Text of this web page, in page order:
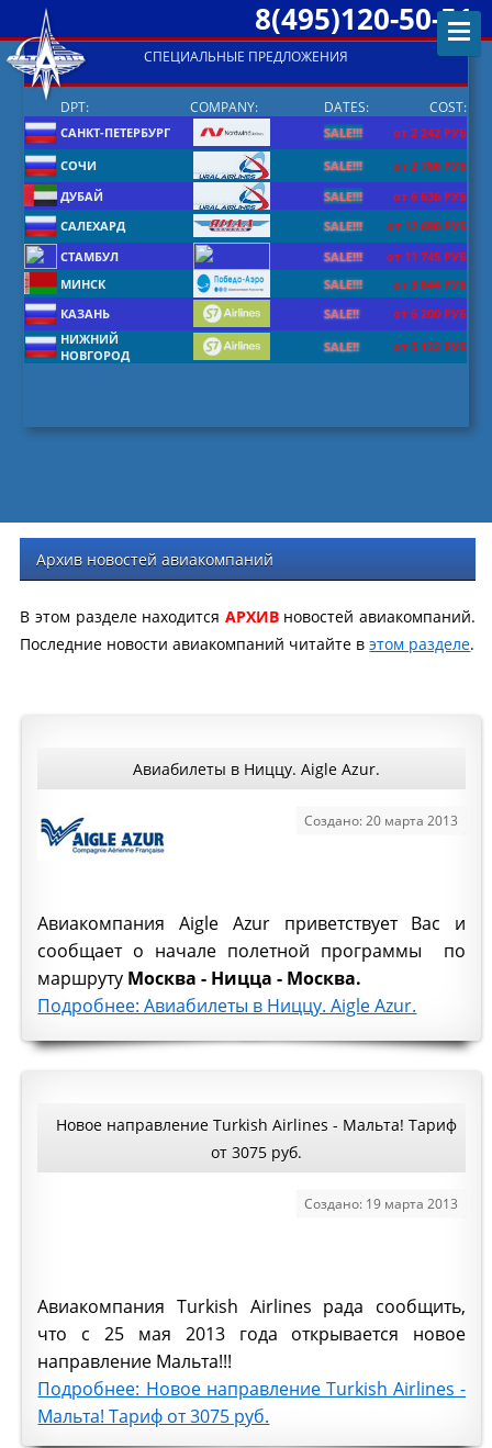
8(495)120-50-51
СПЕЦИАЛЬНЫЕ ПРЕДЛОЖЕНИЯ
DPT: COMPANY: DATES: COST:
САНКТ-ПЕТЕРБУРГ SALE!!!
от 2 242 РУБ
СОЧИ
SALE!!!
от 2 786 РУБ
ДУБАЙ
SALE!!!
от 6 636 РУБ
САЛЕХАРД
SALE!!!
от 12 690 РУБ
СТАМБУЛ
SALE!!!
от 11 745 РУБ
МИНСК
SALE!!!
от 3 644 РУБ
КАЗАНЬ
SALE!!
от 6 200 РУБ
НИЖНИЙ
НОВГОРОД
SALE!! от 5 122 РУБ
Архив новостей авиакомпаний
В этом разделе находится АРХИВновостей авиакомпаний.
Последние новости авиакомпаний читайте вэтом разделе.
Авиабилеты в Ниццу. Aigle Azur.
Создано: 20 марта 2013
Авиакомпания Aigle Azur приветствует Вас и
сообщает о начале полетной программы по
маршруту Москва - Ницца - Москва.
Подробнее: Авиабилеты в Ниццу. Aigle Azur.
Новое направление Turkish Airlines - Мальта! Тариф
от 3075 руб.
Создано: 19 марта 2013
Авиакомпания Turkish Airlines рада сообщить,
что с 25 мая 2013 года открывается новое
направление Мальта!!!
Подробнее: Новое направление Turkish Airlines -
Мальта! Тариф от 3075 руб.